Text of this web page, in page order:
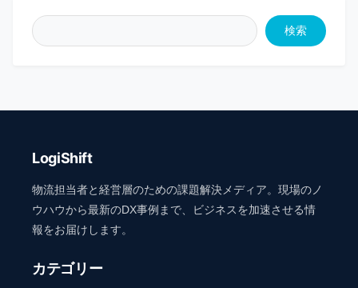
検索
LogiShift
物流担当者と経営層のための課題解決メディア。現場のノ
ウハウから最新のDX事例まで、ビジネスを加速させる情
報をお届けします。
カテゴリー